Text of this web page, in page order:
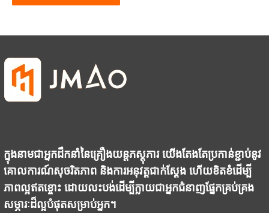
ក្នុងនាមជាអ្នកដឹកនាំនៃគ្រឿងយន្តភស្តុភារ យើងតែងតែប្រកាន់ខ្ជាប់នូវ
គោលការណ៍សុចរិតភាព និងការអនុវត្តជាក់ស្តែង ហើយខិតខំដើម្បី
ភាពល្អឥតខ្ចោះ ដោយលះបង់ដើម្បីក្លាយជាអ្នកជំនាញផ្នែកគ្រប់គ្រង
សម្ភារៈដ៏ល្អបំផុតសម្រាប់អ្នក។